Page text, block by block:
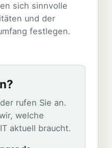
sich sinnvolle
und der
festlegen.
rufen Sie an.
welche
aktuell braucht.